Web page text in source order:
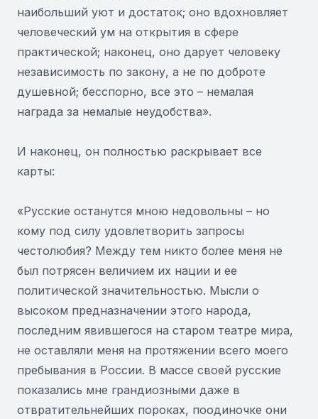
наибольший уют и достаток; оно вдохновляет
человеческий ум на открытия в сфере
практической; наконец, оно дарует человеку
независимость по закону, а не по доброте
душевной; бесспорно, все это – немалая
награда за немалые неудобства».
И наконец, он полностью раскрывает все
карты:
«Русские останутся мною недовольны – но
кому под силу удовлетворить запросы
честолюбия? Между тем никто более меня не
был потрясен величием их нации и ее
политической значительностью. Мысли о
высоком предназначении этого народа,
последним явившегося на старом театре мира,
не оставляли меня на протяжении всего моего
пребывания в России. В массе своей русские
показались мне грандиозными даже в
отвратительнейших пороках, поодиночке они